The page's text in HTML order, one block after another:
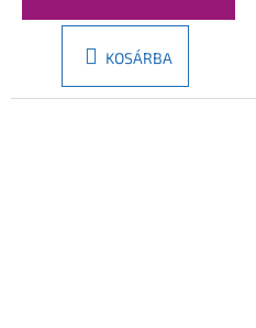
KOSÁRBA